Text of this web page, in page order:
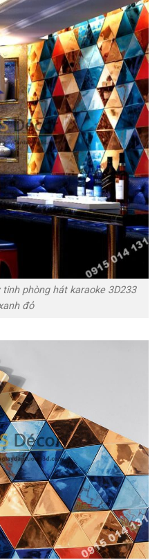
phòng hát karaoke 3D233
đỏ